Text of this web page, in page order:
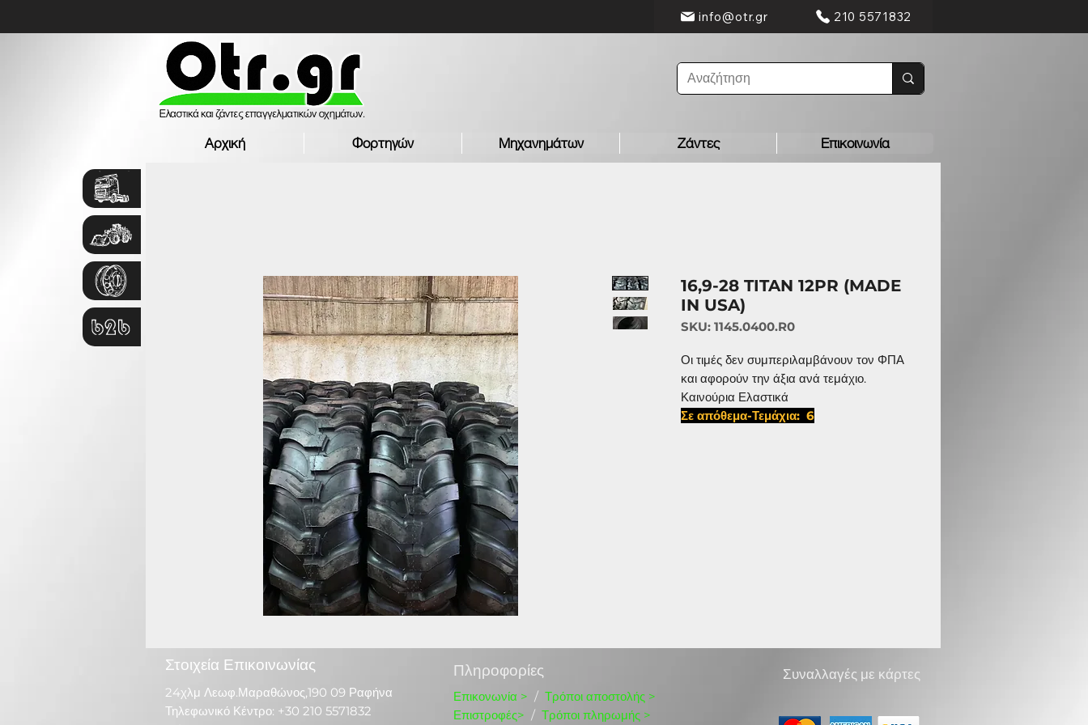
info@otr.gr 210 5571832
Αρχική Φορτηγών Μηχανημάτων Ζάντες Επικοινωνία
16,9-28 TITAN 12PR (MADE
IN USA)
SKU: 1145.0400.R0
Οι τιμές δεν συμπεριλαμβάνουν τον ΦΠΑ
και αφορούν την άξια ανά τεμάχιο.
Καινούρια Ελαστικά
Σε απόθεμα-Τεμάχια: 6
Στοιχεία Επικοινωνίας
24χλμ Λεωφ.Μαραθώνος,190 09 Ραφήνα
Τηλεφωνικό Κέντρο: +30 210 5571832
Πληροφορίες
Επικονωνία > / Τρόποι αποστολής >
Επιστροφές> / Τρόποι πληρωμής >
Συναλλαγές με κάρτες